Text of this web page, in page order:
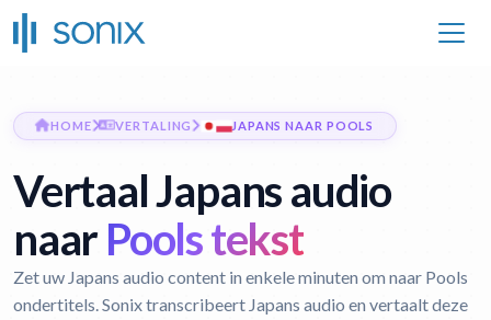
HOME VERTALING JAPANS NAAR POOLS
Vertaal Japans audio
naarPools tekst
Zet uw Japans audio content in enkele minuten om naar Pools
ondertitels. Sonix transcribeert Japans audio en vertaalt deze